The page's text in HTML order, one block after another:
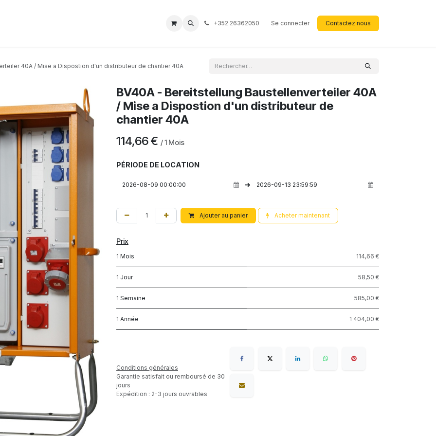
+352 26362050 Se connecter Contactez nous
40A / Mise a Dispostion d'un distributeur de chantier 40A
BV40A - Bereitstellung Baustellenverteiler 40A
/ Mise a Dispostion d'un distributeur de
chantier 40A
114,66€ /1 Mois
PÉRIODE DE LOCATION
Ajouter au panier Acheter maintenant
Prix
1 Mois 114,66 €
1 Jour 58,50 €
1 Semaine 585,00 €
1 Année 1 404,00 €
Conditions générales
Garantie satisfait ou remboursé de 30
jours
Expédition : 2-3 jours ouvrables